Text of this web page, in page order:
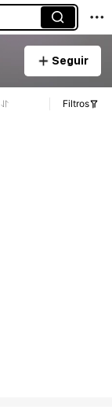
Seguir
Filtros